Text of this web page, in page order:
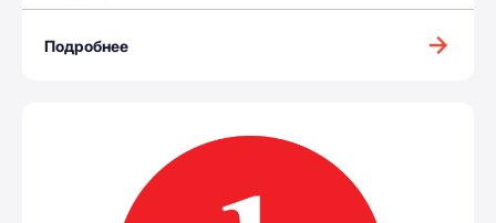
Подробнее